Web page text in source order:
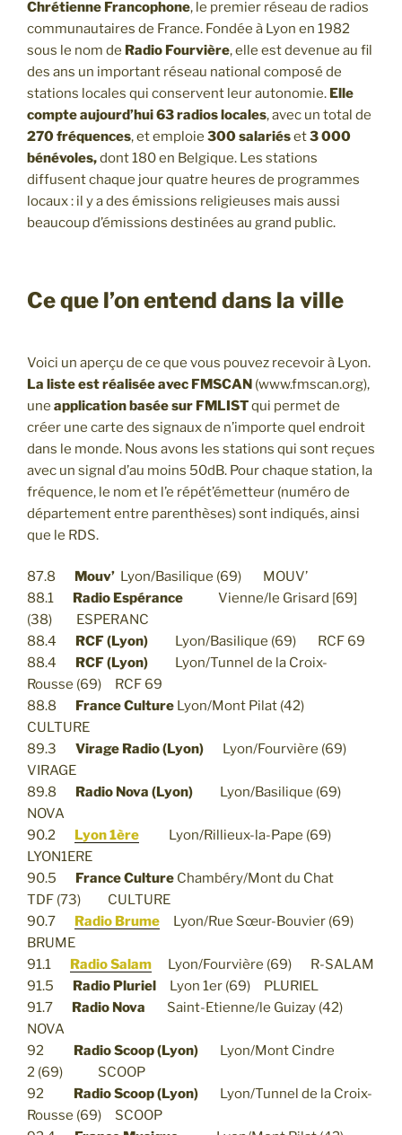
Chrétienne Francophone, le premier réseau de radios
communautaires de France. Fondée à Lyon en 1982
sous le nom de Radio Fourvière, elle est devenue au fil
des ans un important réseau national composé de
stations locales qui conservent leur autonomie. Elle
compte aujourd’hui 63 radios locales, avec un total de
270 fréquences, et emploie 300 salariéset3 000
bénévoles,dont 180 en Belgique. Les stations
diffusent chaque jour quatre heures de programmes
locaux : il y a des émissions religieuses mais aussi
beaucoup d’émissions destinées au grand public.
Ce que l’on entend dans la ville
Voici un aperçu de ce que vous pouvez recevoir à Lyon.
La liste est réalisée avec FMSCAN (www.fmscan.org),
une application basée sur FMLISTqui permet de
créer une carte des signaux de n’importe quel endroit
dans le monde. Nous avons les stations qui sont reçues
avec un signal d’au moins 50dB. Pour chaque station, la
fréquence, le nom et l’e répét’émetteur (numéro de
département entre parenthèses) sont indiqués, ainsi
que le RDS.
87.8 Mouv’ Lyon/Basilique (69) MOUV’
88.1
Radio Espérance Vienne/le Grisard [69]
(38) ESPERANC
88.4
RCF (Lyon)
Lyon/Basilique (69) RCF 69
88.4
RCF (Lyon)
Lyon/Tunnel de la Croix-
Rousse (69) RCF 69
88.8
France Culture Lyon/Mont Pilat (42)
CULTURE
89.3 Virage Radio (Lyon)
Lyon/Fourvière (69)
VIRAGE
89.8
Radio Nova (Lyon)
Lyon/Basilique (69)
NOVA
90.2
Lyon 1ère
Lyon/Rillieux-la-Pape (69)
LYON1ERE
90.5
France Culture Chambéry/Mont du Chat
TDF (73) CULTURE
90.7
Radio Brume
Lyon/Rue Sœur-Bouvier (69)
BRUME
91.1
Radio Salam
Lyon/Fourvière (69) R-SALAM
91.5
Radio Pluriel
Lyon 1er (69) PLURIEL
91.7
Radio Nova Saint-Etienne/le Guizay (42)
NOVA
92
Radio Scoop (Lyon)
Lyon/Mont Cindre
2 (69) SCOOP
92
Radio Scoop (Lyon)
Lyon/Tunnel de la Croix-
Rousse (69) SCOOP